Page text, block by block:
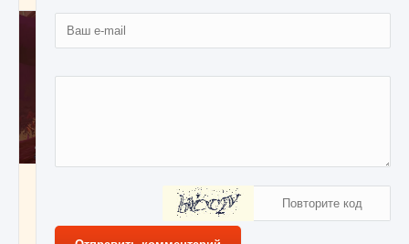
9 августа 2024 1 218 0 0